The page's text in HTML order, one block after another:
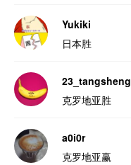
Yukiki
日本胜
23_tangsheng
克罗地亚胜
a0i0r
克罗地亚赢